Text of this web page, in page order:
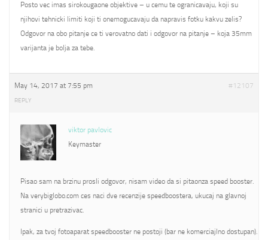
Posto vec imas sirokougaone objektive – u cemu te ogranicavaju, koji su
njihovi tehnicki limiti koji ti onemogucavaju da napravis fotku kakvu zelis?
Odgovor na obo pitanje ce ti verovatno dati i odgovor na pitanje – koja 35mm
varijanta je bolja za tebe.
May 14, 2017 at 7:55 pm #12107
REPLY
viktor pavlovic
Keymaster
Pisao sam na brzinu prosli odgovor, nisam video da si pitaonza speed booster.
Na verybiglobo.com ces naci dve recenzije speedboostera, ukucaj na glavnoj
stranici u pretrazivac.
Ipak, za tvoj fotoaparat speedbooster ne postoji (bar ne komerciajlno dostupan).